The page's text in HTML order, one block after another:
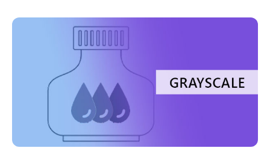
QUOT; #38 をコピーしないでください; QUOT; 不要なオファーを阻止
あなたの仕事は瞬時にコピーされる可能性が最も高いです。 だから、
あなたが持っている場合でも & rsquo; t 任意の公式の著作権保護を取
得, あなたはまだあなたの文書は、透かしを置くことによってあなた
のものであると言うことができます! ブランドリコール。 あなたは単
にあなたの会社 & rsquo...
ドを配置するだけで、ファイルを検索することができます。 一瞬で書
類が取り出され、海外にいる場合でも直ちにメールでファイルを送る
ことができ、コピーによる複製は必要ありません。 さらに、文書を簡
単に整理し、コンピュータ上で追跡することができます。 もちろん、
時間とスペースを節約し、効率を最大限に高めるため、これらはすべ
てビジネスにおいて最も重要な措置に影響を与えます。 上記のすべて
の費用は、収益的に最小限に抑えることができ、高い生産性が得られ
ます。 ビジネスは、ストレージスペース、余分な人材、ロジスティク
スを心配する代わりに、予算を最大限に引き出すことに集中できるよ
うになります。 また、ファイルのコピーをクラウドまたは別の場所に
ット自体です。 圧縮ツールを使用する場合は、& rsquo; t あなたの
クションに関係なく、PDFファイルのままです。 Zipファイルはユー
ザーにとって非常に便利ですが、zipファイルはその形式でのみファイ
ルを圧縮します。 ファイルを抽出して使用するために解凍すると、元
のサイズに戻ります。 PDFコンプレッサーソフトウェアを使用するこ
との美しさは、PDFファイルのサイズを100kb 以下に縮小したり、